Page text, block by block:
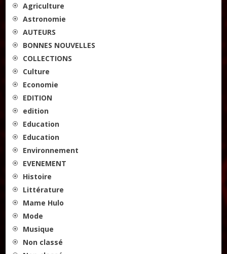
Agriculture
Astronomie
AUTEURS
BONNES NOUVELLES
COLLECTIONS
Culture
Economie
EDITION
edition
Education
Education
Environnement
EVENEMENT
Histoire
Littérature
Mame Hulo
Mode
Musique
Non classé